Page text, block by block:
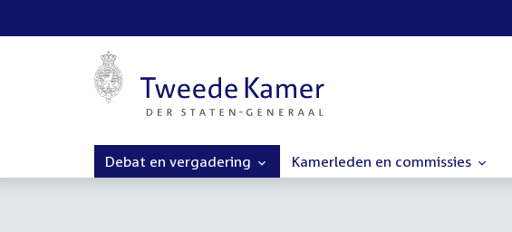
Debat en vergadering Kamerleden en commissies